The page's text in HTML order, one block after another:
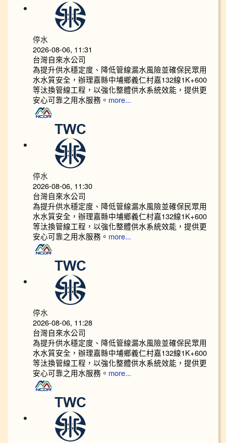
停水
2026-08-06, 11:31
台灣自來水公司
為提升供水穩定度、降低管線漏水風險並確保民眾用
水水質安全，辦理嘉縣中埔鄉義仁村嘉132線1K+600
等汰換管線工程，以強化整體供水系統效能，提供更
安心可靠之用水服務。 more...
停水
2026-08-06, 11:30
台灣自來水公司
為提升供水穩定度、降低管線漏水風險並確保民眾用
水水質安全，辦理嘉縣中埔鄉義仁村嘉132線1K+600
等汰換管線工程，以強化整體供水系統效能，提供更
安心可靠之用水服務。 more...
停水
2026-08-06, 11:28
台灣自來水公司
為提升供水穩定度、降低管線漏水風險並確保民眾用
水水質安全，辦理嘉縣中埔鄉義仁村嘉132線1K+600
等汰換管線工程，以強化整體供水系統效能，提供更
安心可靠之用水服務。 more...